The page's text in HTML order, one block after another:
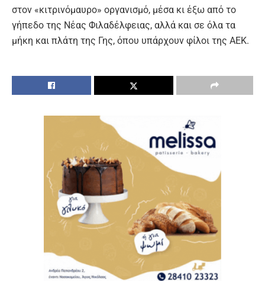
στον «κιτρινόμαυρο» οργανισμό, μέσα κι έξω από το
γήπεδο της Νέας Φιλαδέλφειας, αλλά και σε όλα τα
μήκη και πλάτη της Γης, όπου υπάρχουν φίλοι της ΑΕΚ.